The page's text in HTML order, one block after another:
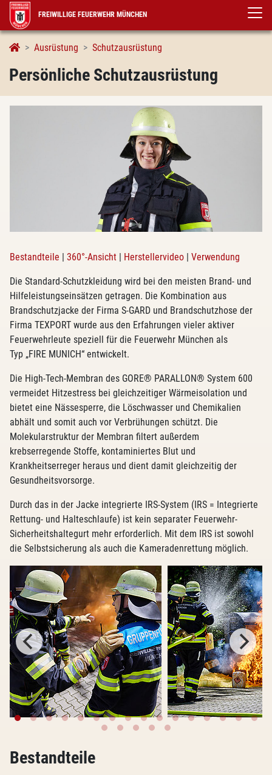
FREIWILLIGE FEUERWEHR MÜNCHEN
Ausrüstung Schutzausrüstung
Persönliche Schutzausrüstung
Persönliche Schutzausrüstung
Bestandteile | 360°-Ansicht | Herstellervideo | Verwendung
Die Standard-Schutzkleidung wird bei den meisten Brand- und
Hilfeleistungseinsätzen getragen. Die Kombination aus
Brandschutzjacke der Firma S-GARD und Brandschutzhose der
Firma TEXPORT wurde aus den Erfahrungen vieler aktiver
Feuerwehrleute speziell für die Feuerwehr München als
Typ „FIRE MUNICH“ entwickelt.
Die High-Tech-Membran des GORE® PARALLON® System 600
vermeidet Hitzestress bei gleichzeitiger Wärmeisolation und
bietet eine Nässesperre, die Löschwasser und Chemikalien
abhält und somit auch vor Verbrühungen schützt. Die
Molekularstruktur der Membran filtert außerdem
krebserregende Stoffe, kontaminiertes Blut und
Krankheitserreger heraus und dient damit gleichzeitig der
Gesundheitsvorsorge.
Durch das in der Jacke integrierte IRS-System (IRS = Integrierte
Rettung- und Halteschlaufe) ist kein separater Feuerwehr-
Sicherheitshaltegurt mehr erforderlich. Mit dem IRS ist sowohl
die Selbstsicherung als auch die Kameradenrettung möglich.
Bestandteile